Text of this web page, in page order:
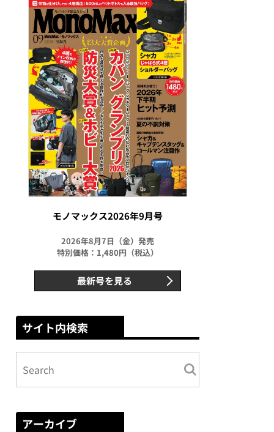
モノマックス2026年9月号
2026年8月7日（金）発売
特別価格：1,480円（税込）
最新号を見る
サイト内検索
アーカイブ